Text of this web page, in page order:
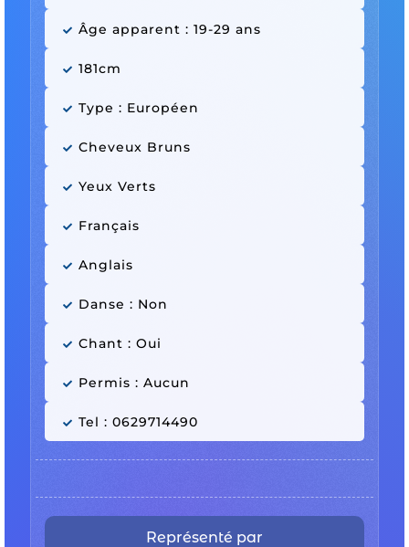
Âge apparent : 19-29 ans
181cm
Type : Européen
Cheveux Bruns
Yeux Verts
Français
Anglais
Danse : Non
Chant : Oui
Permis : Aucun
Tel : 0629714490
Représenté par